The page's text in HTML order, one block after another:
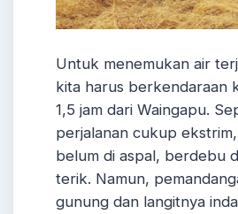
Untuk menemukan air
kita harus berkendaraan
1,5 jam dari Waingapu.
perjalanan cukup
belum di aspal, berdebu
terik. Namun,
gunung dan langitnya